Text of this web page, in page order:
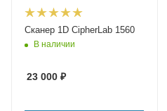
Сканер 1D CipherLab 1560
В наличии
23 000 ₽